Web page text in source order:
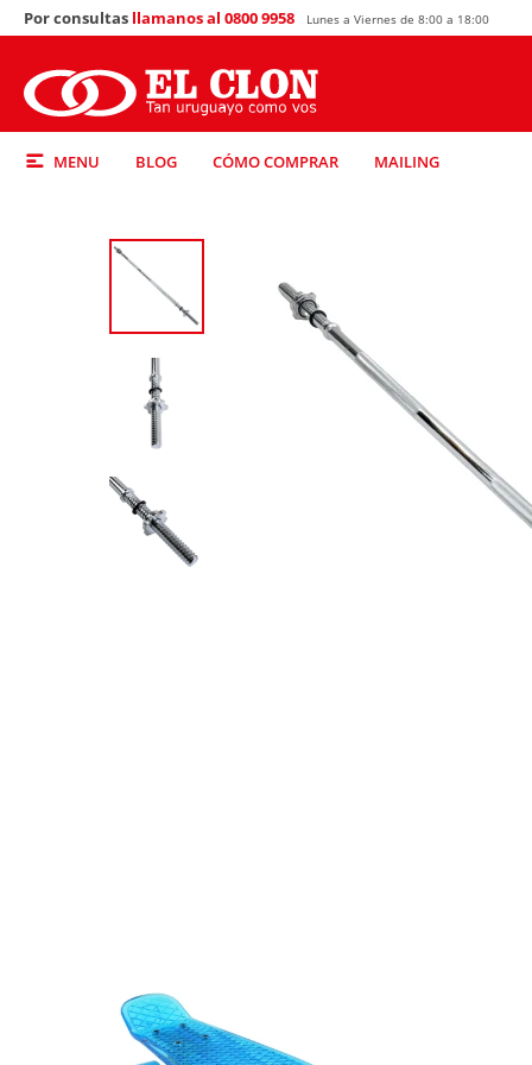
MENU BLOG CÓMO COMPRAR MAILING
Por consultas llamanos al 0800 9958 Lunes a Viernes de 8:00 a 18:00